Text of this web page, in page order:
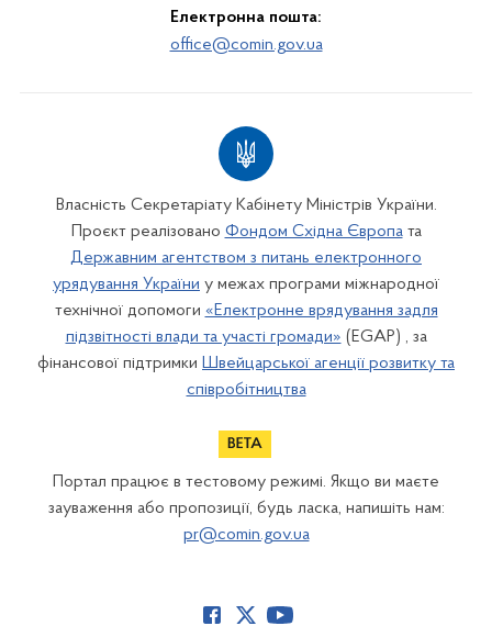
Електронна пошта:
office@comin.gov.ua
Власність Секретаріату Кабінету Міністрів України.
Проєкт реалізовано Фондом Східна Європата
Державним агентством з питань електронного
урядування України у межах програми міжнародної
технічної допомоги «Електронне врядування задля
підзвітності влади та участі громади» (EGAP) , за
фінансової підтримки Швейцарської агенції розвитку та
співробітництва
Портал працює в тестовому режимі. Якщо ви маєте
зауваження або пропозиції, будь ласка, напишіть нам:
pr@comin.gov.ua